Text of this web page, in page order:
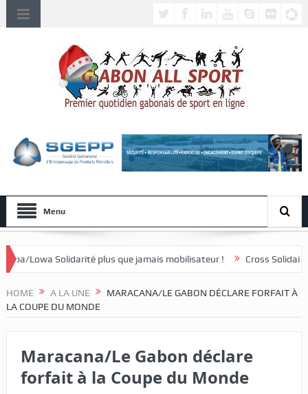
Menu
plus que jamais mobilisateur ! Cross Solidaire de Lébamba/
HOME A LA UNE
MARACANA/LE GABON DÉCLARE FORFAIT À
LA COUPE DU MONDE
Maracana/Le Gabon déclare
forfait à la Coupe du Monde